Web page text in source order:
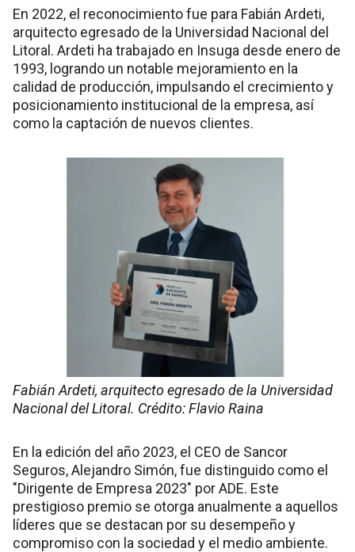
En 2022, el reconocimiento fue para Fabián Ardeti,
arquitecto egresado de la Universidad Nacional del
Litoral. Ardeti ha trabajado en Insuga desde enero de
1993, logrando un notable mejoramiento en la
calidad de producción, impulsando el crecimiento y
posicionamiento institucional de la empresa, así
como la captación de nuevos clientes.
Fabián Ardeti, arquitecto egresado de la Universidad
Nacional del Litoral. Crédito: Flavio Raina
En la edición del año 2023, el CEO de Sancor
Seguros, Alejandro Simón, fue distinguido como el
"Dirigente de Empresa 2023" por ADE. Este
prestigioso premio se otorga anualmente a aquellos
líderes que se destacan por su desempeño y
compromiso con la sociedad y el medio ambiente.